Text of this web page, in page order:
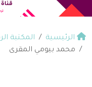
الرئيسية المكتبة
محمد بيومي المقرى